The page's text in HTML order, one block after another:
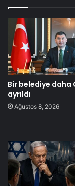
Bir belediye daha
ayrıldı
Ağustos 8, 2026